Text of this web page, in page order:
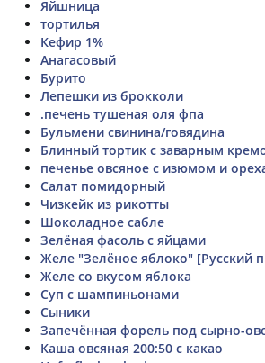
Яйшница
тортилья
Кефир 1%
Анагасовый
Бурито
Лепешки из брокколи
.печень тушеная оля фпа
Бульмени свинина/говядина
Блинный тортик с заварным
печенье овсяное с изюмом и
Салат помидорный
Чизкейк из рикотты
Шоколадное сабле
Зелёная фасоль с яйцами
Желе "Зелёное яблоко" [Русский
Желе со вкусом яблока
Суп с шампиньонами
Сыники
Запечённая форель под сырно-
Каша овсяная 200:50 с какао